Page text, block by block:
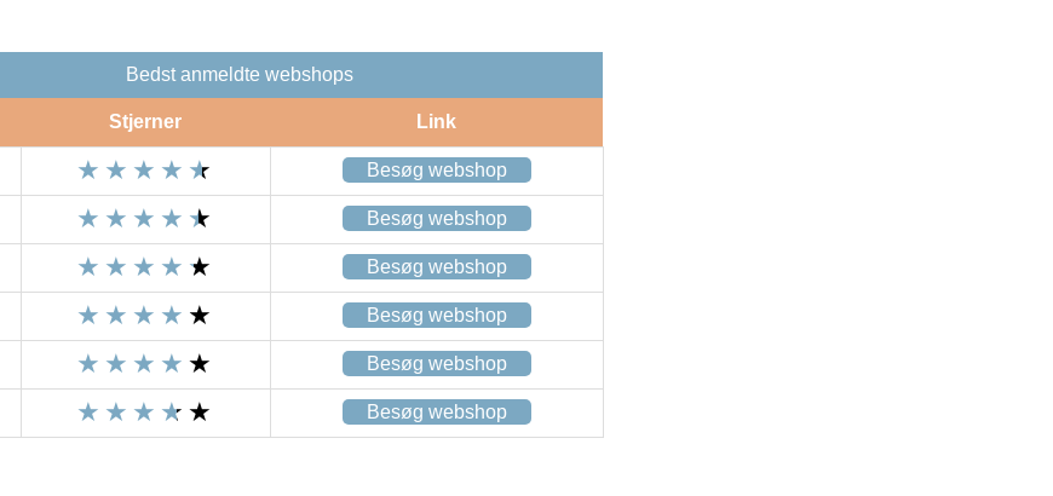
Bedst anmeldte webshops
Stjerner Link
Besøg webshop
Besøg webshop
Besøg webshop
Besøg webshop
Besøg webshop
Besøg webshop